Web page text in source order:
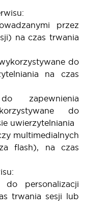
przez
na czas trwania
do
na czas
zapewnienia
do
uwierzytelniania
multimedialnych
flash), na czas
do personalizacji
trwania sesji lub